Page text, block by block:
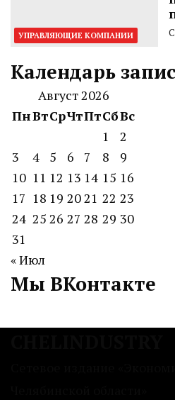
УПРАВЛЯЮЩИЕ КОМПАНИИ
Календарь
Август 2026
ПнВтСрЧтПтСбВс
1
2
3
4 5 6 7 8
9
10 11 12 13 14 15 16
17 18 19 2021 22 23
24 25 26 27 28 29 30
31
« Июл
Мы ВКонтакте